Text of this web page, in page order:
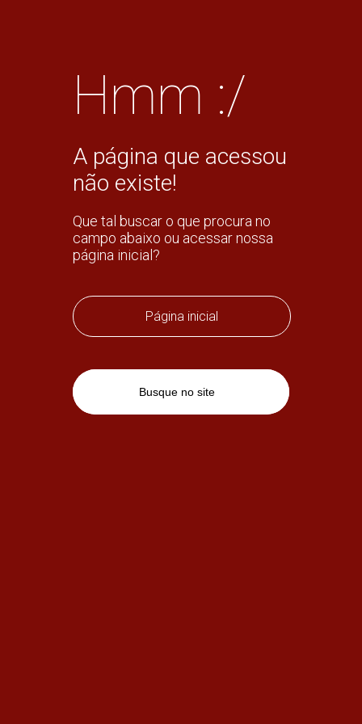
Hmm :/
A página que acessou
não existe!
Que tal buscar o que procura no
campo abaixo ou acessar nossa
página inicial?
Página inicial